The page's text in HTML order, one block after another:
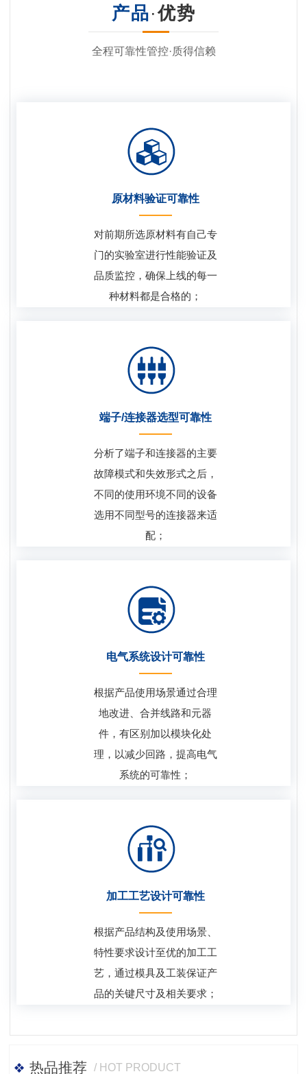
产品·优势
全程可靠性管控·质得信赖
原材料验证可靠性
对前期所选原材料有自己专
门的实验室进行性能验证及
品质监控，确保上线的每一
种材料都是合格的；
端子/连接器选型可靠性
分析了端子和连接器的主要
故障模式和失效形式之后，
不同的使用环境不同的设备
选用不同型号的连接器来适
配；
电气系统设计可靠性
根据产品使用场景通过合理
地改进、合并线路和元器
件，有区别加以模块化处
理，以减少回路，提高电气
系统的可靠性；
加工工艺设计可靠性
根据产品结构及使用场景、
特性要求设计至优的加工工
艺，通过模具及工装保证产
品的关键尺寸及相关要求；
热品推荐 / HOT PRODUCT